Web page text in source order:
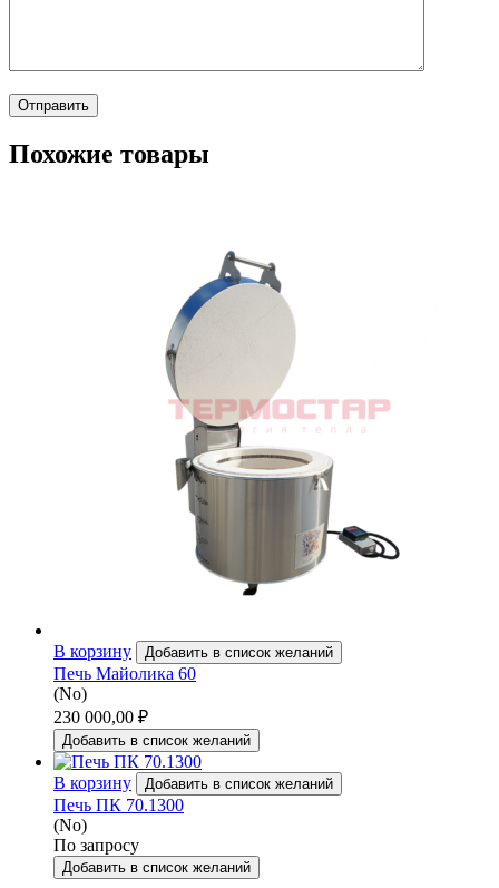
Похожие товары
В корзину Добавить в список желаний
Печь Майолика 60
(No)
230 000,00 ₽
Добавить в список желаний
В корзину Добавить в список желаний
Печь ПК 70.1300
(No)
По запросу
Добавить в список желаний